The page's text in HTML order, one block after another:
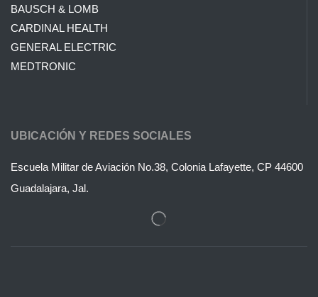
BAUSCH & LOMB
CARDINAL HEALTH
GENERAL ELECTRIC
MEDTRONIC
UBICACIÓN Y REDES SOCIALES
Escuela Militar de Aviación No.38, Colonia Lafayette, CP 44600
Guadalajara, Jal.